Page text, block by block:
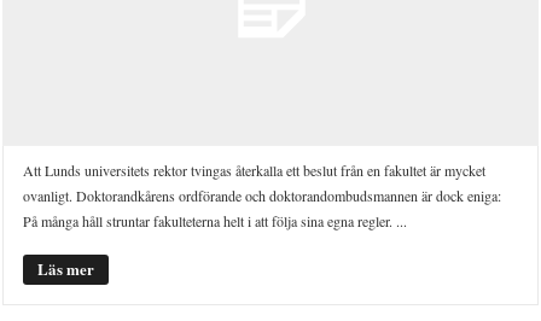
Att Lunds universitets rektor tvingas återkalla ett beslut från en fakultet är mycket
ovanligt. Doktorandkårens ordförande och doktorandombudsmannen är dock eniga:
På många håll struntar fakulteterna helt i att följa sina egna regler. ...
Läs mer